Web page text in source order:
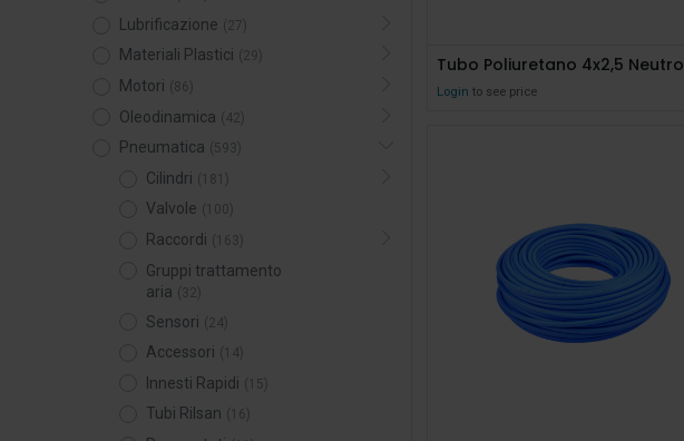
Lubrificazione (27)
Materiali Plastici (29)
Motori (86)
Oleodinamica (42)
Pneumatica (593)
Cilindri (181)
Valvole (100)
Raccordi (163)
Gruppi trattamento
aria (32)
Sensori (24)
Accessori (14)
Innesti Rapidi (15)
Tubi Rilsan (16)
Tubo Poliuretano 4x2,5 Neutro
Login to see price